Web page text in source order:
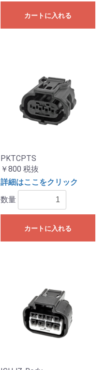
カートに入れる
PKTCPTS
￥800 税抜
詳細はここをクリック
数量
カートに入れる